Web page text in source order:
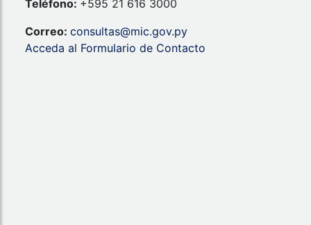
Teléfono: +595 21 616 3000
Correo: consultas@mic.gov.py
Acceda al Formulario de Contacto